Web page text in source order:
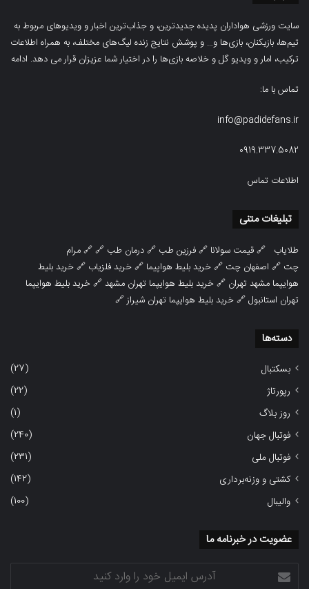
سایت ورزشی هواداران پدیده جدیدترین، و جذاب‌ترین اخبار و ویدیوهای مربوط به
تیم‌ها، بازیکنان، بازی‌ها و… و پوشش نتایج زنده لیگ‌های مختلف، به همراه اطلاعات
ترکیب، امار و ویدیو‌‌ گل‌ و خلاصه بازی‌ها را در اختیار شما عزیزان قرار می دهد. ادامه
تماس با ما:
info@padidefans.ir
0919.337.5082
اطلاعات تماس
تبلیغات متنی
طلایاب 🔗قیمت سولانا 🔗فرزین طب 🔗درمان طب 🔗 🔗مرام
چت 🔗 اصفهان چت 🔗خرید بلیط هواپیما 🔗خرید فلزیاب 🔗خرید بلیط
هوایپما مشهد تهران 🔗خرید بلیط هوایپما تهران مشهد🔗خرید بلیط هوایپما
تهران استانبول🔗خرید بلیط هوایپما تهران شیراز🔗
دسته‌ها
بسکتبال
(27)
رپورتاژ
(22)
روز بلاگ
(1)
فوتبال جهان
(240)
فوتبال ملی
(231)
کشتی و وزنه‌برداری
(142)
والیبال
(100)
عضویت در خبرنامه ما
آدرس
ایمیل